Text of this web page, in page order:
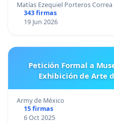
Matías Ezequiel Porteros Correa
343 firmas
19 Jun 2026
Petición Formal a
Exhibición de Arte
Army de México
15 firmas
6 Oct 2025